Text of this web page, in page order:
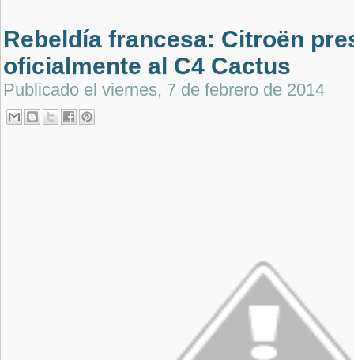
Rebeldía francesa: Citroën
oficialmente al C4 Cactus
Publicado el viernes, 7 de febrero de 2014